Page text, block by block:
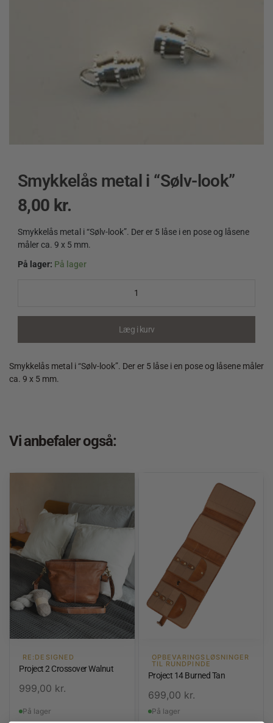
Smykkelås metal i “Sølv-look”
8,00 kr.
Smykkelås metal i “Sølv-look”. Der er 5 låse i en pose og låsene
måler ca. 9 x 5 mm.
På lager: På lager
Smykkelås
Læg i kurv
Smykkelås metal i “Sølv-look”. Der er 5 låse i en pose og låsene måler
ca. 9 x 5 mm.
Vi anbefaler også:
RE:DESIGNED
Project 2 Crossover Walnut
999,00 kr.
På lager
OPBEVARINGSLØSNINGER
TIL RUNDPINDE
Project 14 Burned Tan
699,00 kr.
På lager